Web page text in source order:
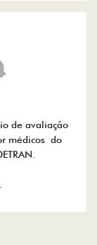
de avaliação
médicos do